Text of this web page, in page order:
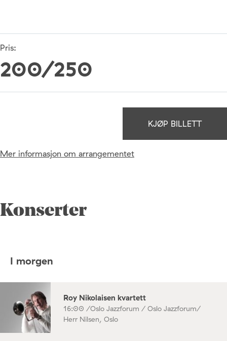
Pris:
200/250
KJØP BILLETT
Mer informasjon om arrangementet
Konserter
I morgen
Roy Nikolaisen kvartett
16:00 /Oslo Jazzforum / Oslo Jazzforum/
Herr Nilsen, Oslo